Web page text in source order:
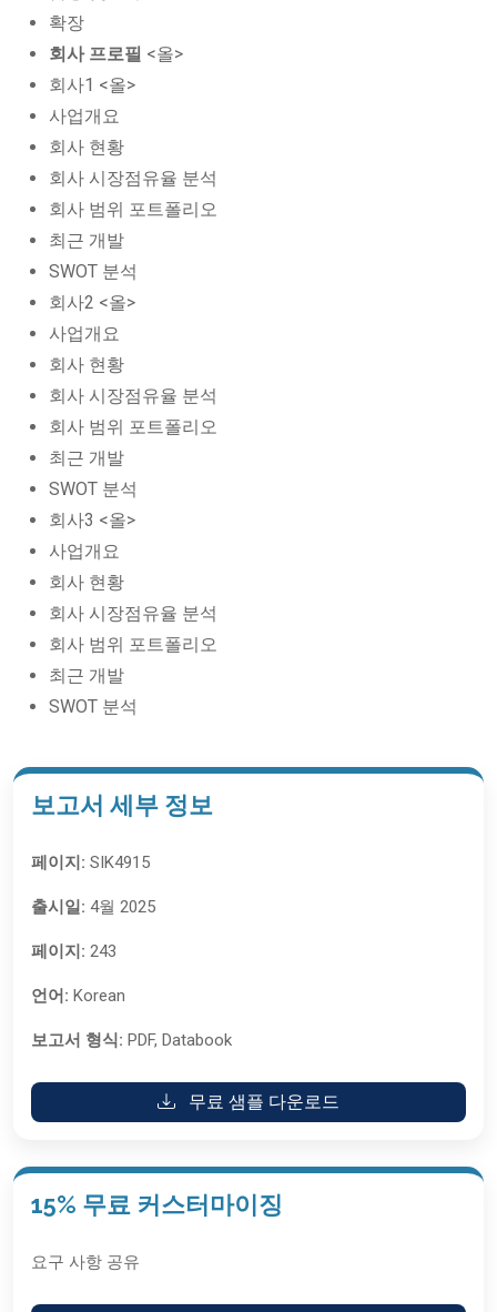
확장
회사 프로필 <올>
회사1 <올>
사업개요
회사 현황
회사 시장점유율 분석
회사 범위 포트폴리오
최근 개발
SWOT 분석
회사2 <올>
사업개요
회사 현황
회사 시장점유율 분석
회사 범위 포트폴리오
최근 개발
SWOT 분석
회사3 <올>
사업개요
회사 현황
회사 시장점유율 분석
회사 범위 포트폴리오
최근 개발
SWOT 분석
보고서 세부 정보
페이지: SIK4915
출시일: 4월 2025
페이지: 243
언어: Korean
보고서 형식: PDF, Databook
무료 샘플 다운로드
15% 무료 커스터마이징
요구 사항 공유